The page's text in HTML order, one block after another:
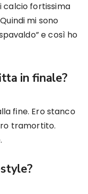
calcio fortissima
mi sono
e così ho
in finale?
fine. Ero stanco
tramortito.